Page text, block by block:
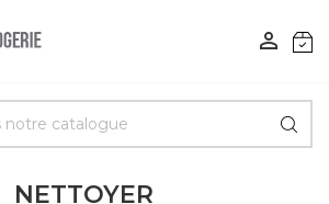

NETTOYER